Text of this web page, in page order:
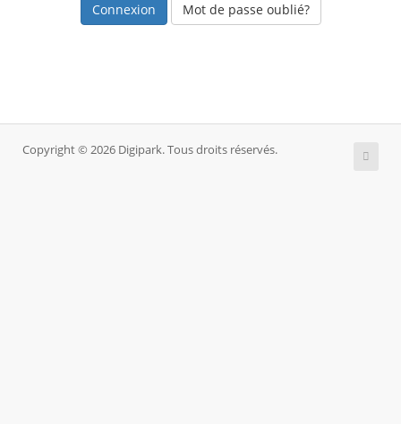
Mot de passe oublié?
Copyright © 2026 Digipark. Tous droits réservés.